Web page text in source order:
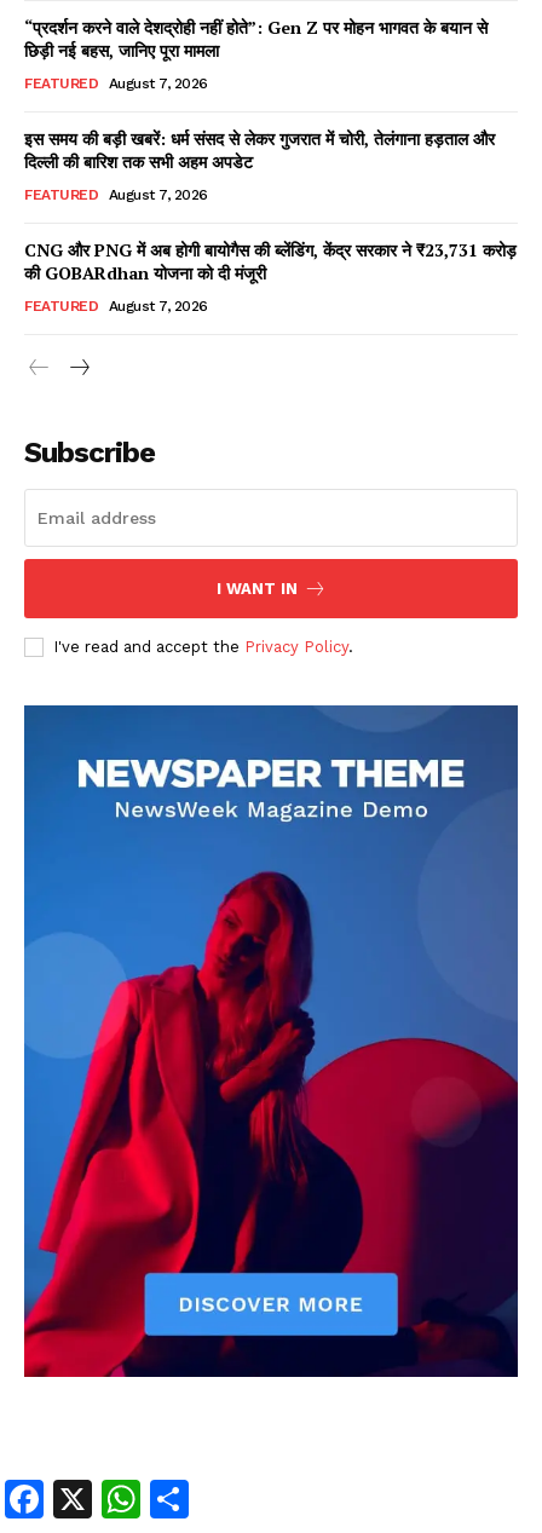
Facebook
X WhatsApp
Share
Read Latest News on AIN
DOWNLOAD NOW
AIN NEWS 1
Contact Us
About Us
Privacy Policy
Terms of Use Agreement
Facebook
X WhatsApp
Share
“प्रदर्शन करने वाले देशद्रोही नहीं होते”: Gen Z पर मोहन भागवत के बयान से
छिड़ी नई बहस, जानिए पूरा मामला
FEATURED August 7, 2026
इस समय की बड़ी खबरें: धर्म संसद से लेकर गुजरात में चोरी, तेलंगाना हड़ताल और
दिल्ली की बारिश तक सभी अहम अपडेट
FEATURED August 7, 2026
CNG और PNG में अब होगी बायोगैस की ब्लेंडिंग, केंद्र सरकार ने ₹23,731 करोड़
की GOBARdhan योजना को दी मंजूरी
FEATURED August 7, 2026
Subscribe
I WANT IN
I've read and accept the Privacy Policy.
Facebook
X WhatsApp